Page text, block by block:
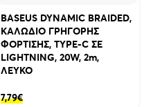
BASEUS DYNAMIC BRAIDED,
ΚΑΛΩΔΙΟ ΓΡΗΓΟΡΗΣ
ΦΟΡΤΙΣΗΣ, TYPE-C ΣΕ
LIGHTNING, 20W, 2m,
ΛΕΥΚΟ
7,79€